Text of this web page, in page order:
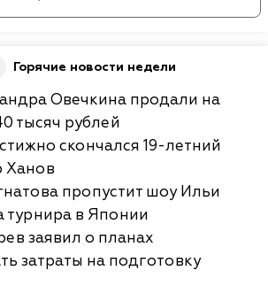
Горячие новости недели
Овечкина продали на
тысяч рублей
скончался 19-летний
Ханов
пропустит шоу Ильи
турнира в Японии
заявил о планах
затраты на подготовку